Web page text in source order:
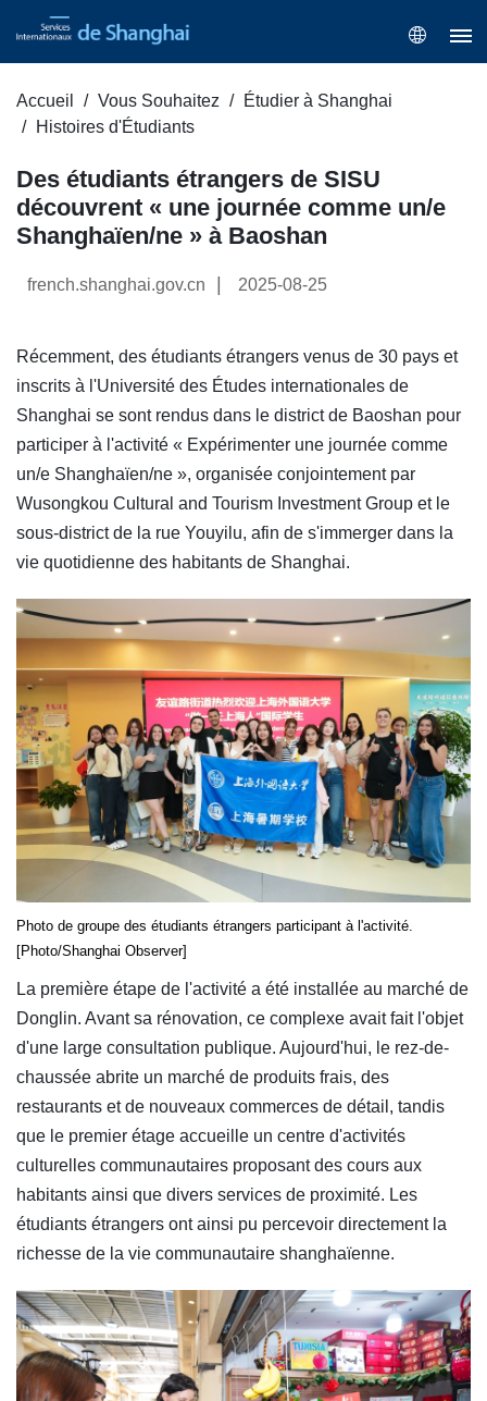
Accueil Vous Souhaitez
Étudier à Shanghai
Histoires d'Étudiants
Des étudiants étrangers de SISU
découvrent « une journée comme un/e
Shanghaïen/ne » à Baoshan
french.shanghai.gov.cn 2025-08-25
Récemment, des étudiants étrangers venus de 30 pays et
inscrits à l'Université des Études internationales de
Shanghai se sont rendus dans le district de Baoshan pour
participer à l'activité « Expérimenter une journée comme
un/e Shanghaïen/ne », organisée conjointement par
Wusongkou Cultural and Tourism Investment Group et le
sous-district de la rue Youyilu, afin de s'immerger dans la
vie quotidienne des habitants de Shanghai.
Photo de groupe des étudiants étrangers participant à l'activité.
[Photo/Shanghai Observer]
La première étape de l'activité a été installée au marché de
Donglin. Avant sa rénovation, ce complexe avait fait l'objet
d'une large consultation publique. Aujourd'hui, le rez-de-
chaussée abrite un marché de produits frais, des
restaurants et de nouveaux commerces de détail, tandis
que le premier étage accueille un centre d'activités
culturelles communautaires proposant des cours aux
habitants ainsi que divers services de proximité. Les
étudiants étrangers ont ainsi pu percevoir directement la
richesse de la vie communautaire shanghaïenne.